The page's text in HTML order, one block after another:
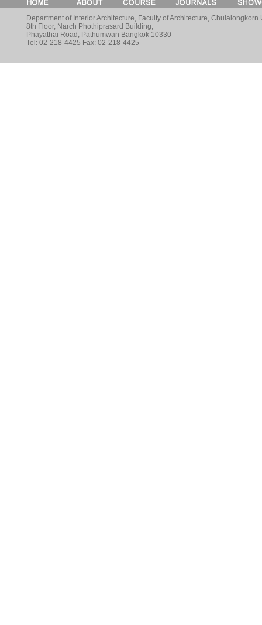
Department of Interior Architecture, Faculty of Architecture, Chulalongkorn
8th Floor, Narch Phothiprasard Building,
Phayathai Road, Pathumwan Bangkok 10330
Tel: 02-218-4425 Fax: 02-218-4425